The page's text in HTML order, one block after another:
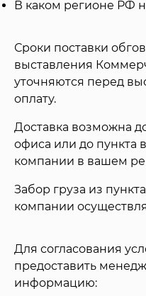
В каком регионе РФ
Сроки поставки
выставления
уточняются перед
оплату.
Доставка возможна
офиса или до пункта
компании в вашем
Забор груза из
компании
Для согласования
предоставить
информацию: